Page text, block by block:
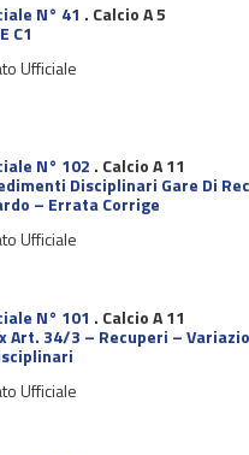
N° 41 . Calcio A 5
C1
Ufficiale
N° 102 . Calcio A 11
Disciplinari Gare Di
– Errata Corrige
Ufficiale
N° 101 . Calcio A 11
Art. 34/3 – Recuperi –
Ufficiale